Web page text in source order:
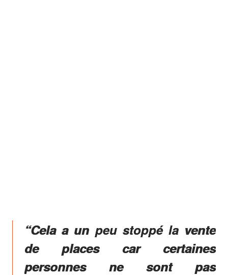
“Cela a un peu stoppé la vente
de places car certaines
personnes ne sont pas